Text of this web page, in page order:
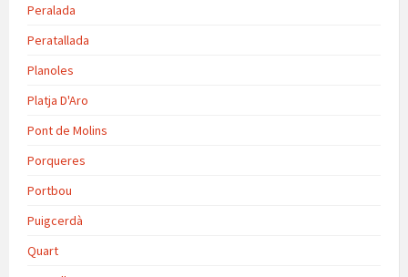
Peralada
Peratallada
Planoles
Platja D'Aro
Pont de Molins
Porqueres
Portbou
Puigcerdà
Quart